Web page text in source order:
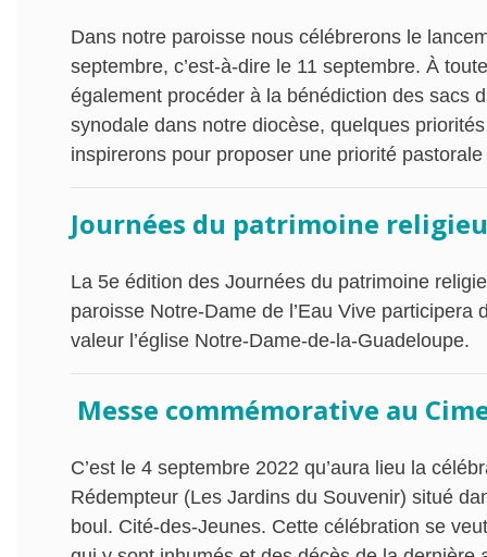
Dans notre paroisse nous célébrerons le
septembre, c’est-à-dire le 11 septembre. À
également procéder à la bénédiction des sacs
synodale dans notre diocèse, quelques
inspirerons pour proposer une priorité
Journées du patrimoine
La 5e édition des Journées du patrimoine
paroisse Notre-Dame de l’Eau Vive
valeur l’église Notre-Dame-de-la-Guadeloupe.
Messe commémorative au
C’est le 4 septembre 2022 qu’aura lieu la
Rédempteur (Les Jardins du Souvenir) situé
boul. Cité-des-Jeunes. Cette célébration se